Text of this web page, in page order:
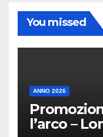
You missed
ANNO 2026
l’arco –